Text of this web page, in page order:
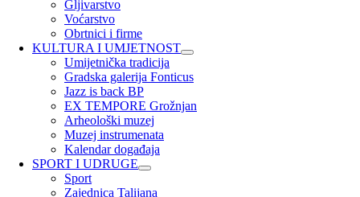
Gljivarstvo
Voćarstvo
Obrtnici i firme
KULTURA I UMJETNOST
Umijetnička tradicija
Gradska galerija Fonticus
Jazz is back BP
EX TEMPORE Grožnjan
Arheološki muzej
Muzej instrumenata
Kalendar događaja
SPORT I UDRUGE
Sport
Zajednica Talijana